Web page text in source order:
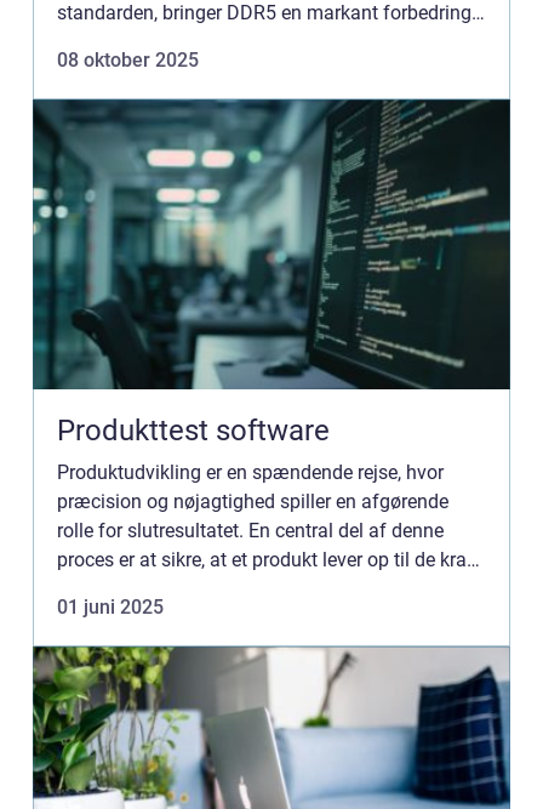
standarden, bringer DDR5 en markant forbedring i
08 oktober 2025
Produkttest software
Produktudvikling er en spændende rejse, hvor
præcision og nøjagtighed spiller en afgørende
rolle for slutresultatet. En central del af denne
proces er at sikre, at et produkt lever op til de krav
01 juni 2025